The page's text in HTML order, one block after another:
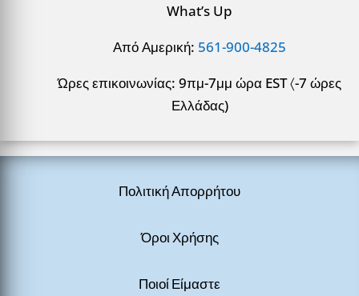
What’s Up
Από Αμερική: 561-900-4825
Ώρες επικοινωνίας: 9πμ-7μμ ώρα EST 〈-7 ώρες
Ελλάδας)
Πολιτική Απορρήτου
Όροι Χρήσης
Ποιοί Είμαστε